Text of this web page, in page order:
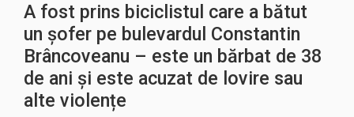
A fost prins biciclistul care a bătut
un șofer pe bulevardul Constantin
Brâncoveanu – este un bărbat de 38
de ani și este acuzat de lovire sau
alte violențe